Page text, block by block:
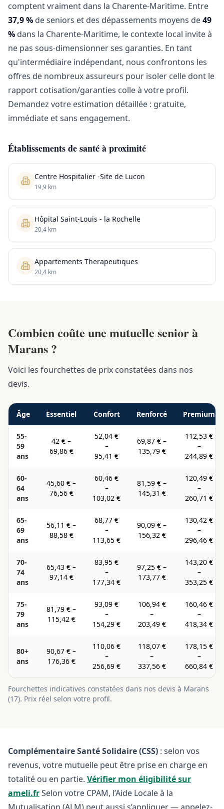
comptent vraiment dans la Charente-Maritime. Entre
37,9 % de seniors et des dépassements moyens de49
% dans la Charente-Maritime, le contexte local invite à
ne pas sous-dimensionner ses garanties. En tant
qu'intermédiaire indépendant, nous confrontons les
offres de nombreux assureurs pour isoler celle dont le
rapport cotisation/garanties colle à votre profil.
Demandez votre estimation détaillée : gratuite,
immédiate et sans engagement.
Établissements de santé à proximité
Centre Hospitalier -Site de Lucon
19,9 km
Hôpital Saint-Louis - la Rochelle
20,4 km
Appartements Therapeutiques
20,4 km
Combien coûte une mutuelle senior à
Marans ?
Voici les fourchettes de prix constatées dans nos
devis.
Âge Essentiel Confort Renforcé Premium
55-
59
ans
42 € –
69,86 €
52,04 €
–
95,41 €
69,87 € –
135,79 €
112,53 €
–
244,89 €
60-
64
ans
45,60 € –
76,56 €
60,46 €
–
103,02 €
81,59 € –
145,31 €
120,49 €
–
260,71 €
65-
69
ans
56,11 € –
88,58 €
68,77 €
–
113,65 €
90,09 € –
156,32 €
130,42 €
–
296,46 €
70-
74
ans
65,43 € –
97,14 €
83,95 €
–
177,34 €
97,25 € –
173,77 €
143,20 €
–
353,25 €
75-
79
ans
81,79 € –
115,42 €
93,09 €
–
154,29 €
106,94 €
–
203,49 €
160,46 €
–
418,34 €
80+
ans
90,67 € –
176,36 €
110,06 €
–
256,69 €
118,07 €
–
337,56 €
178,15 €
–
660,84 €
Fourchettes indicatives constatées dans nos devis à Marans
(17). Prix réel selon votre profil.
Complémentaire Santé Solidaire (CSS) : selon vos
revenus, votre mutuelle peut être prise en charge en
totalité ou en partie. Vérifier mon éligibilité sur
ameli.frSelon votre CPAM, l’Aide Locale à la